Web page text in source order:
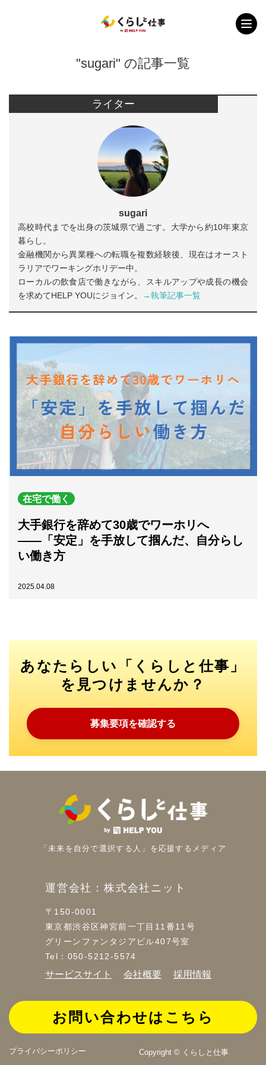
"sugari" の記事一覧
ライター
sugari
高校時代までを出身の茨城県で過ごす。大学から約10年東京
暮らし。
金融機関から異業種への転職を複数経験後、現在はオースト
ラリアでワーキングホリデー中。
ローカルの飲食店で働きながら、スキルアップや成長の機会
を求めてHELP YOUにジョイン。
→執筆記事一覧
在宅で働く
大手銀行を辞めて30歳でワーホリへ
――「安定」を手放して掴んだ、自分らし
い働き方
2025.04.08
あなたらしい「くらしと仕事」
を見つけませんか？
募集要項を確認する
「未来を自分で選択する人」を 応援するメディア
運営会社：株式会社ニット
〒150-0001
東京都渋谷区神宮前一丁目11番11号
グリーンファンタジアビル407号室
Tel：050-5212-5574
サービスサイト 会社概要 採用情報
お問い合わせはこちら
プライバシーポリシー Copyright © くらしと仕事